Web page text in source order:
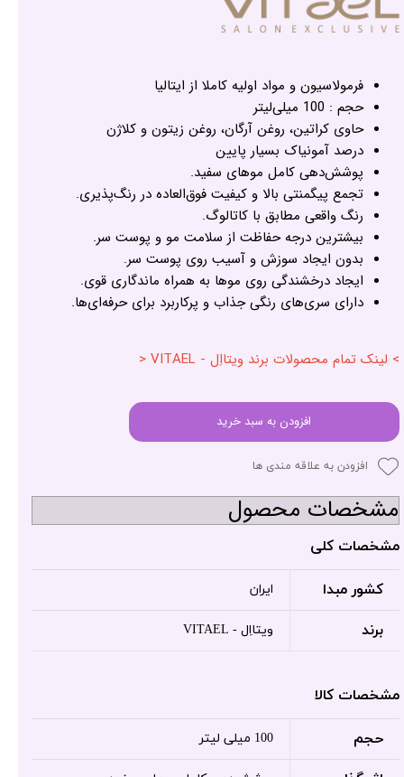
فرمولاسیون و مواد اولیه کاملا از ایتالیا
حجم : 100 میلی‌لیتر
حاوی کراتین، روغن آرگان، روغن زیتون و کلاژن
درصد آمونیاک بسیار پایین
پوشش‌دهی کامل موهای سفید.
تجمع پیگمنتی بالا و کیفیت فوق‌العاده در رنگ‌پذیری.
رنگ واقعی مطابق با کاتالوگ.
بیشترین درجه حفاظت از سلامت مو و پوست سر.
بدون ایجاد سوزش و آسیب روی پوست سر.
ایجاد درخشندگی روی موها به همراه ماندگاری قوی.
دارای سری‌های رنگی جذاب و پرکاربرد برای حرفه‌ای‌ها.
> لینک تمام محصولات برند ویتااِل - VITAEL <
افزودن به سبد خرید
افزودن به علاقه مندی ها
مشخصات محصول
مشخصات کلی
کشور مبدا ایران
برند ویتااِل - VITAEL
مشخصات کالا
حجم 100 میلی لیتر